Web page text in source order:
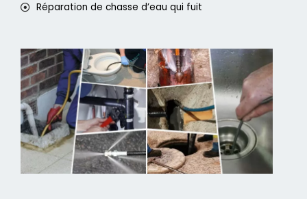
Réparation de chasse d’eau qui fuit